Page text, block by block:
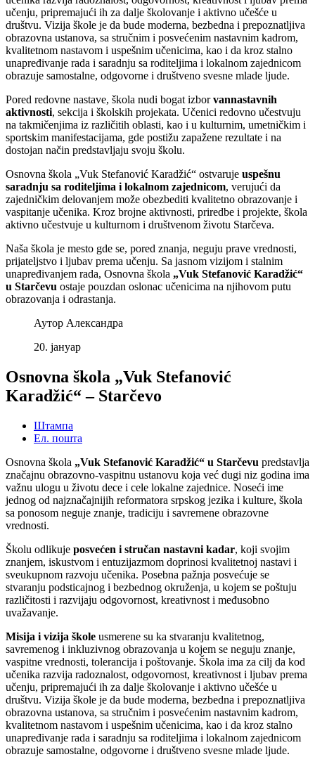
učenju, pripremajući ih za dalje školovanje i aktivno učešće u
društvu. Vizija škole je da bude moderna, bezbedna i prepoznatljiva
obrazovna ustanova, sa stručnim i posvećenim nastavnim kadrom,
kvalitetnom nastavom i uspešnim učenicima, kao i da kroz stalno
unapređivanje rada i saradnju sa roditeljima i lokalnom zajednicom
obrazuje samostalne, odgovorne i društveno svesne mlade ljude.
Pored redovne nastave, škola nudi bogat izborvannastavnih
aktivnosti, sekcija i školskih projekata. Učenici redovno učestvuju
na takmičenjima iz različitih oblasti, kao i u kulturnim, umetničkim i
sportskim manifestacijama, gde postižu zapažene rezultate i na
dostojan način predstavljaju svoju školu.
Osnovna škola „Vuk Stefanović Karadžić“ ostvaruje uspešnu
saradnju sa roditeljima i lokalnom zajednicom, verujući da
zajedničkim delovanjem može obezbediti kvalitetno obrazovanje i
vaspitanje učenika. Kroz brojne aktivnosti, priredbe i projekte, škola
aktivno učestvuje u kulturnom i društvenom životu Starčeva.
Naša škola je mesto gde se, pored znanja, neguju prave vrednosti,
prijateljstvo i ljubav prema učenju. Sa jasnom vizijom i stalnim
unapređivanjem rada, Osnovna škola „Vuk Stefanović Karadžić“
u Starčevu ostaje pouzdan oslonac učenicima na njihovom putu
obrazovanja i odrastanja.
Аутор Александра
20. јануар
Osnovna škola „Vuk Stefanović
Karadžić“ – Starčevo
Штампа
Ел. пошта
Osnovna škola „Vuk Stefanović Karadžić“ u Starčevu predstavlja
značajnu obrazovno-vaspitnu ustanovu koja već dugi niz godina ima
važnu ulogu u životu dece i cele lokalne zajednice. Noseći ime
jednog od najznačajnijih reformatora srpskog jezika i kulture, škola
sa ponosom neguje znanje, tradiciju i savremene obrazovne
vrednosti.
Školu odlikuje posvećen i stručan nastavni kadar, koji svojim
znanjem, iskustvom i entuzijazmom doprinosi kvalitetnoj nastavi i
sveukupnom razvoju učenika. Posebna pažnja posvećuje se
stvaranju podsticajnog i bezbednog okruženja, u kojem se poštuju
različitosti i razvijaju odgovornost, kreativnost i međusobno
uvažavanje.
Misija i vizija škole usmerene su ka stvaranju kvalitetnog,
savremenog i inkluzivnog obrazovanja u kojem se neguju znanje,
vaspitne vrednosti, tolerancija i poštovanje. Škola ima za cilj da kod
učenika razvija radoznalost, odgovornost, kreativnost i ljubav prema
učenju, pripremajući ih za dalje školovanje i aktivno učešće u
društvu. Vizija škole je da bude moderna, bezbedna i prepoznatljiva
obrazovna ustanova, sa stručnim i posvećenim nastavnim kadrom,
kvalitetnom nastavom i uspešnim učenicima, kao i da kroz stalno
unapređivanje rada i saradnju sa roditeljima i lokalnom zajednicom
obrazuje samostalne, odgovorne i društveno svesne mlade ljude.